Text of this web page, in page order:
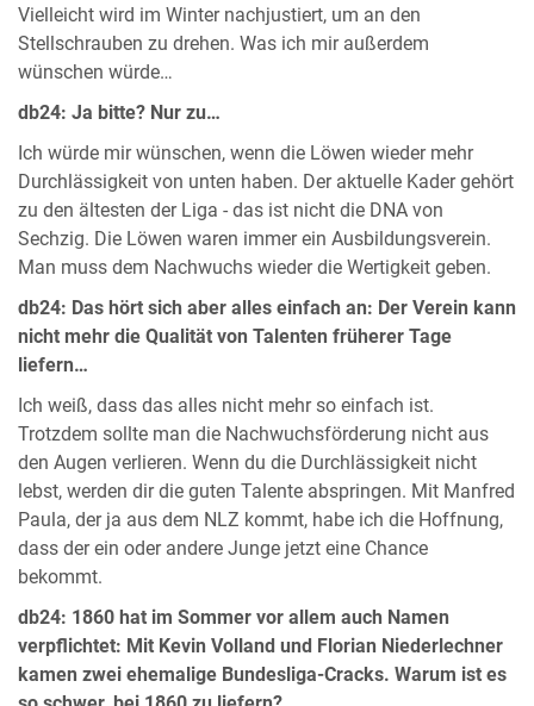
Vielleicht wird im Winter nachjustiert, um an den
Stellschrauben zu drehen. Was ich mir außerdem
wünschen würde…
db24: Ja bitte? Nur zu…
Ich würde mir wünschen, wenn die Löwen wieder mehr
Durchlässigkeit von unten haben. Der aktuelle Kader gehört
zu den ältesten der Liga - das ist nicht die DNA von
Sechzig. Die Löwen waren immer ein Ausbildungsverein.
Man muss dem Nachwuchs wieder die Wertigkeit geben.
db24: Das hört sich aber alles einfach an: Der Verein kann
nicht mehr die Qualität von Talenten früherer Tage
liefern…
Ich weiß, dass das alles nicht mehr so einfach ist.
Trotzdem sollte man die Nachwuchsförderung nicht aus
den Augen verlieren. Wenn du die Durchlässigkeit nicht
lebst, werden dir die guten Talente abspringen. Mit Manfred
Paula, der ja aus dem NLZ kommt, habe ich die Hoffnung,
dass der ein oder andere Junge jetzt eine Chance
bekommt.
db24: 1860 hat im Sommer vor allem auch Namen
verpflichtet: Mit Kevin Volland und Florian Niederlechner
kamen zwei ehemalige Bundesliga-Cracks. Warum ist es